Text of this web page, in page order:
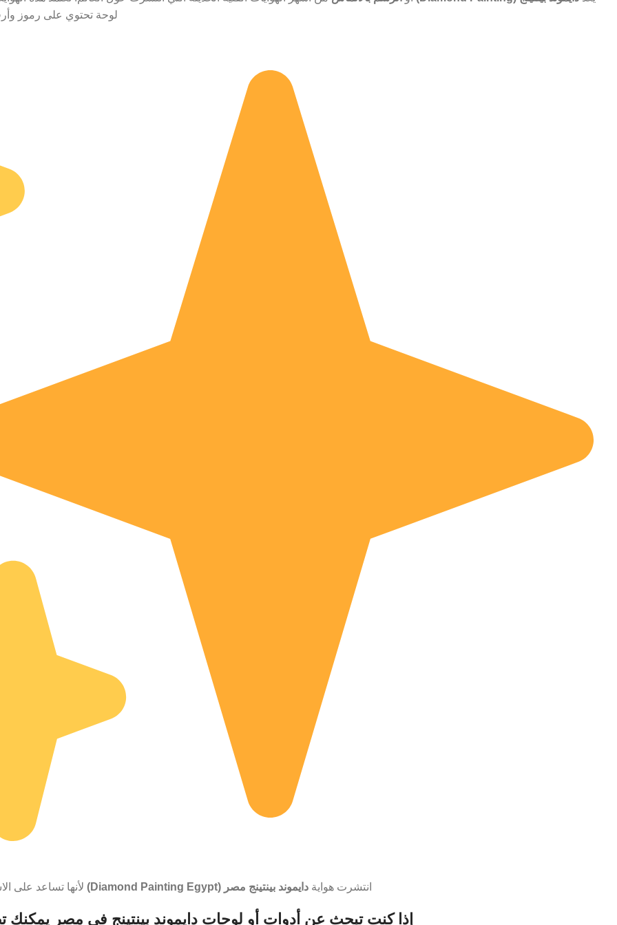
لوحة تحتوي على رموز
انتشرت هواية دايموند بينتينج مصر (Diamond Painting Egypt) لأنها تساعد على
إذا كنت تبحث عن أدوات أو لوحات دايموند بينتينج في مصر يمكنك